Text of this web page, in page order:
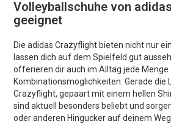
Volleyballschuhe von
geeignet
Die adidas Crazyflight bieten nicht nur
lassen dich auf dem Spielfeld gut
offerieren dir auch im Alltag jede Menge
Kombinationsmöglichkeiten. Gerade die
Crazyflight, gepaart mit einem hellen
sind aktuell besonders beliebt und
oder anderen Hingucker auf deinem